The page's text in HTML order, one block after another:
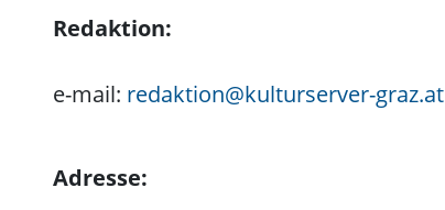
Redaktion:
e-mail: redaktion@kulturserver-graz.at
Adresse: